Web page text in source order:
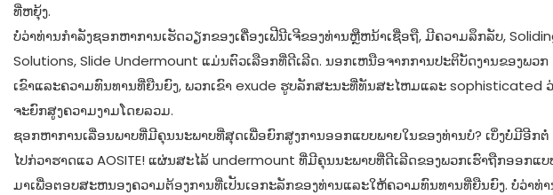
ທີ່ຫຍຸ້ງ.
ບໍ່ວ່າທ່ານກໍາລັງຊອກຫາການເຮັດວຽກຂອງເຄື່ອງເຟີນີເຈີຂອງທ່ານຫຼືຫນ້າເຊື່ອຖື, ມີຄວາມລຶກລັບ,
Solutions, Slide Undermount ແມ່ນຕົວເລືອກທີ່ດີເລີດ. ນອກເຫນືອຈາກການປະຕິບັດງານຂອງພວກ
ເຂົາແລະຄວາມທົນທານທີ່ຍືນຍົງ, ພວກເຂົາ exude ຮູບລັກສະນະທີ່ທັນສະໄຫມແລະ sophisticated
ຈະຍົກສູງຄວາມງາມໂດຍລວມ.
ຊອກຫາການເລື່ອນພາບທີ່ມີຄຸນນະພາບທີ່ສຸດເພື່ອຍົກສູງການອອກແບບພາຍໃນຂອງທ່ານບໍ? ເບິ່ງບໍ່ມີອີກຕໍ່
ໄປກ່ວາຮາດແວ AOSITE! ແຜ່ນສະໄລ້ undermount ທີ່ມີຄຸນນະພາບທີ່ດີເລີດຂອງພວກເຮົາຖືກອອກແບ
ມາເພື່ອຕອບສະຫນອງຄວາມຕ້ອງການທີ່ເປັນເອກະລັກຂອງທ່ານແລະໃຫ້ຄວາມທົນທານທີ່ຍືນຍົງ. ບໍ່ວ່າທ່